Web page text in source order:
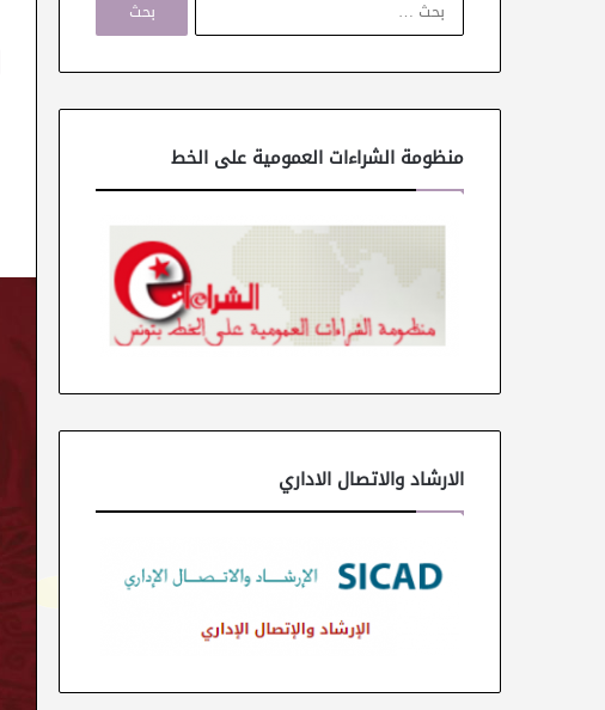
ح
ن
منظومة الشراءات العمومية على الخط
الارشاد والاتصال الاداري